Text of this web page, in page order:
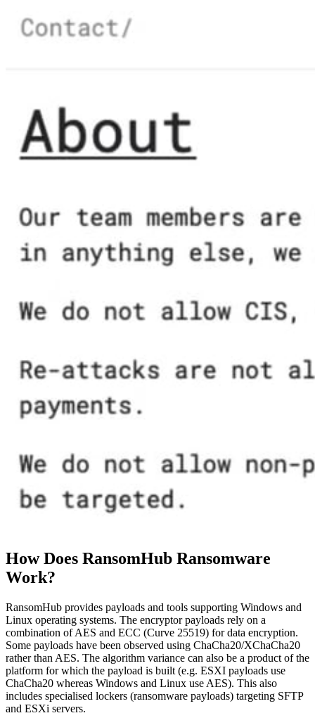
How Does RansomHub Ransomware
Work?
RansomHub provides payloads and tools supporting Windows and
Linux operating systems. The encryptor payloads rely on a
combination of AES and ECC (Curve 25519) for data encryption.
Some payloads have been observed using ChaCha20/XChaCha20
rather than AES. The algorithm variance can also be a product of the
platform for which the payload is built (e.g. ESXI payloads use
ChaCha20 whereas Windows and Linux use AES). This also
includes specialised lockers (ransomware payloads) targeting SFTP
and ESXi servers.